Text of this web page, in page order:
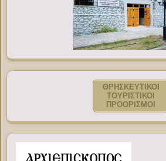
ΘΡΗΣΚΕΥΤΙΚΟΙ
ΤΟΥΡΙΣΤΙΚΟΙ
ΠΡΟΟΡΙΣΜΟΙ